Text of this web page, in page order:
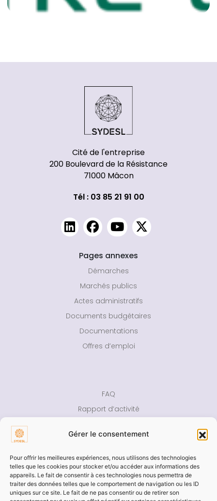
Gérer le consentement
Pour offrir les meilleures expériences, nous utilisons des technologies
telles que les cookies pour stocker et/ou accéder aux informations des
appareils. Le fait de consentir à ces technologies nous permettra de
traiter des données telles que le comportement de navigation ou les ID
uniques sur ce site. Le fait de ne pas consentir ou de retirer son
Cité de l'entreprise
200 Boulevard de la Résistance
71000 Mâcon
Tél : 03 85 21 91 00
Pages annexes
Démarches
Marchés publics
Actes administratifs
Documents budgétaires
Documentations
Offres d’emploi
FAQ
Rapport d’activité
Contact
Aide
Accessibilité
Mentions légales